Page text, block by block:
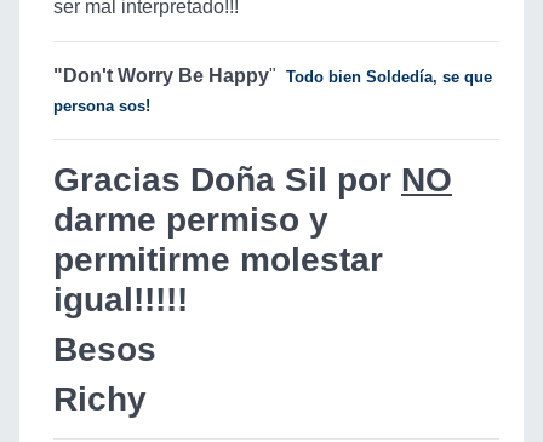
ser mal interpretado!!!
"Don't Worry Be Happy" Todo bien Soldedía, se que
persona sos!
Gracias Doña Sil por NO
darme permiso y
permitirme molestar
igual!!!!!
Besos
Richy